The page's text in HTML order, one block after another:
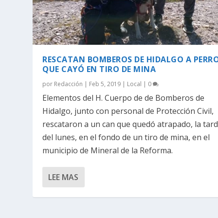
RESCATAN BOMBEROS DE HIDALGO A
QUE CAYÓ EN TIRO DE MINA
por Redacción | Feb 5, 2019 | Local | 0
Elementos del H. Cuerpo de de Bomberos de
Hidalgo, junto con personal de Protección Civil,
rescataron a un can que quedó atrapado, la
del lunes, en el fondo de un tiro de mina, en el
municipio de Mineral de la Reforma.
LEE MAS